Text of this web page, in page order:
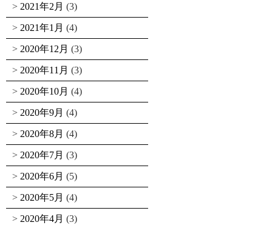
2021年2月 (3)
2021年1月 (4)
2020年12月 (3)
2020年11月 (3)
2020年10月 (4)
2020年9月 (4)
2020年8月 (4)
2020年7月 (3)
2020年6月 (5)
2020年5月 (4)
2020年4月 (3)